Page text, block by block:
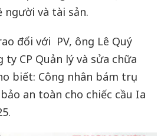
người và tài sản.
đổi với PV, ông Lê Quý
CP Quản lý và sửa chữa
biết: Công nhân bám trụ
an toàn cho chiếc cầu Ia